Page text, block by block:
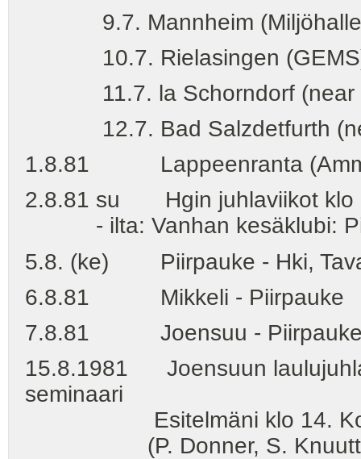
9.7. Mannheim
10.7. Rielasingen
11.7. la Schorndorf (near
12.7. Bad Salzdetfurth
1.8.81 Lappeenranta
2.8.81 su Hgin juhlaviikot klo
- ilta: Vanhan kesäklubi:
5.8. (ke) Piirpauke - Hki,
6.8.81 Mikkeli - Piirpauke
7.8.81 Joensuu - Piirpauke
15.8.1981 Joensuun
seminaari
Esitelmäni klo 14.
(P. Donner, S. Knuuttila,